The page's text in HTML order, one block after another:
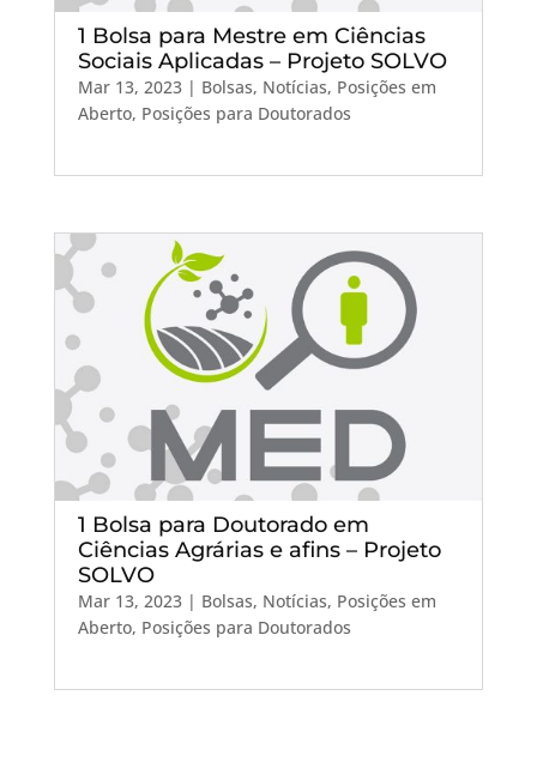
1 Bolsa para Mestre em Ciências
Sociais Aplicadas – Projeto SOLVO
Mar 13, 2023| Bolsas, Notícias, Posições em
Aberto, Posições para Doutorados
1 Bolsa para Doutorado em
Ciências Agrárias e afins – Projeto
SOLVO
Mar 13, 2023| Bolsas, Notícias, Posições em
Aberto, Posições para Doutorados